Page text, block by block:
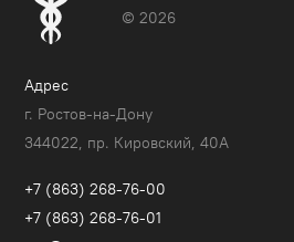
© 2026
Адрес
г. Ростов-на-Дону
344022, пр. Кировский, 40A
+7 (863) 268-76-00
+7 (863) 268-76-01